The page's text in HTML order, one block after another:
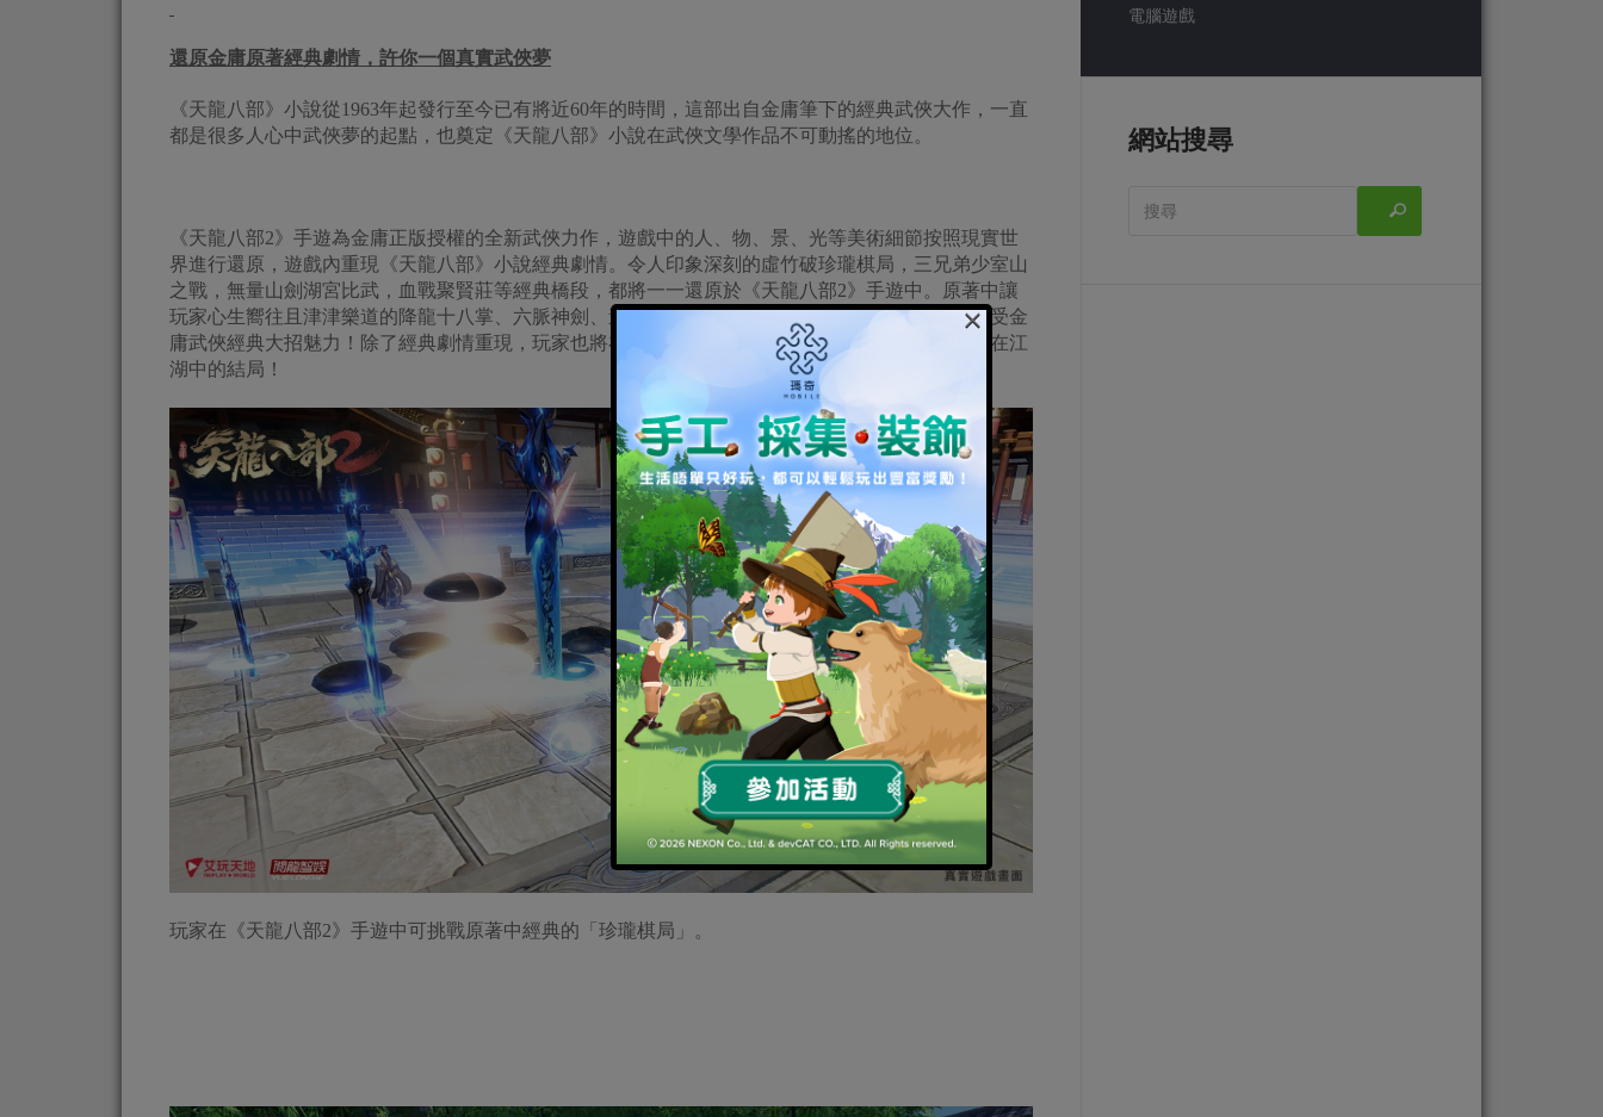
還原金庸原著經典劇情，許你一個真實武俠夢
《天龍八部》小說從1963年起發行至今已有將近60年的時間，這部出自金庸筆下的經典武俠大作，一直
都是很多人心中武俠夢的起點，也奠定《天龍八部》小說在武俠文學作品不可動搖的地位。
《天龍八部2》手遊為金庸正版授權的全新武俠力作，遊戲中的人、物、景、光等美術細節按照現實世
界進行還原，遊戲內重現《天龍八部》小說經典劇情。令人印象深刻的虛竹破珍瓏棋局，三兄弟少室山
之戰，無量山劍湖宮比武，血戰聚賢莊等經典橋段，都將一一還原於《天龍八部2》手遊中。原著中讓
玩家心生嚮往且津津樂道的降龍十八掌、六脈神劍、逍遙派的北冥神功，也將讓玩家身歷其境並感受金
庸武俠經典大招魅力！除了經典劇情重現，玩家也將在遊戲中寫下屬於自己的江湖傳奇，決定自身在江
湖中的結局！
玩家在《天龍八部2》手遊中可挑戰原著中經典的「珍瓏棋局」。
電腦遊戲
網站搜尋
×